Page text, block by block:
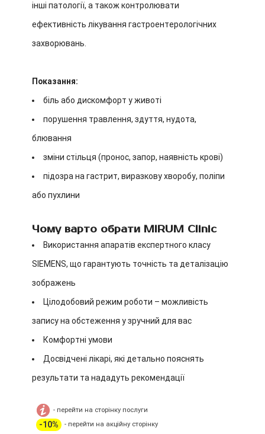
інші патології, а також контролювати
ефективність лікування гастроентерологічних
захворювань.
Показання:
біль або дискомфорт у животі
порушення травлення, здуття, нудота,
блювання
зміни стільця (пронос, запор, наявність крові)
підозра на гастрит, виразкову хворобу, поліпи
або пухлини
Чому варто обрати MIRUM Clinic
Використання апаратів експертного класу
SIEMENS, що гарантують точність та деталізацію
зображень
Цілодобовий режим роботи – можливість
запису на обстеження у зручний для вас
Комфортні умови
Досвідчені лікарі, які детально пояснять
результати та нададуть рекомендації
- перейти на сторінку послуги
-10%
- перейти на акційну сторінку